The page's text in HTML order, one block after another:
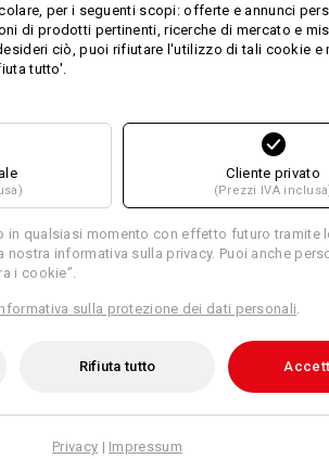
Personalizzazione:
Progetta tu
19
+10 altre caratteristiche
per i seguenti scopi: offerte e annunci
di prodotti pertinenti, ricerche di mercato e
ciò, puoi rifiutare l'utilizzo di tali cookie e
tutto'.
Cliente privato
(Prezzi IVA
in qualsiasi momento con effetto futuro tramite
nostra informativa sulla privacy. Puoi anche
i cookie”.
sulla protezione dei dati personali
Rifiuta tutto
Privacy | Impressum